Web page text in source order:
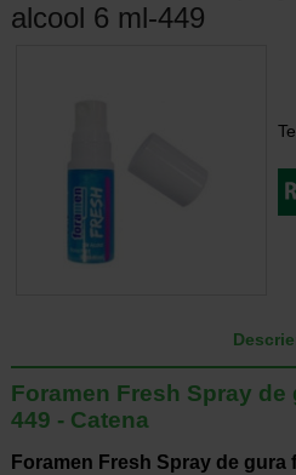
alcool 6 ml-449
Foramen Fresh Spray
449 - Catena
Foramen Fresh Spray de gura